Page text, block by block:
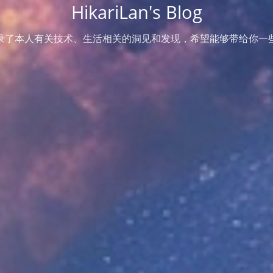
HikariLan's Blog
了本人有关技术、生活相关的洞见和发现，希望能够带给你一